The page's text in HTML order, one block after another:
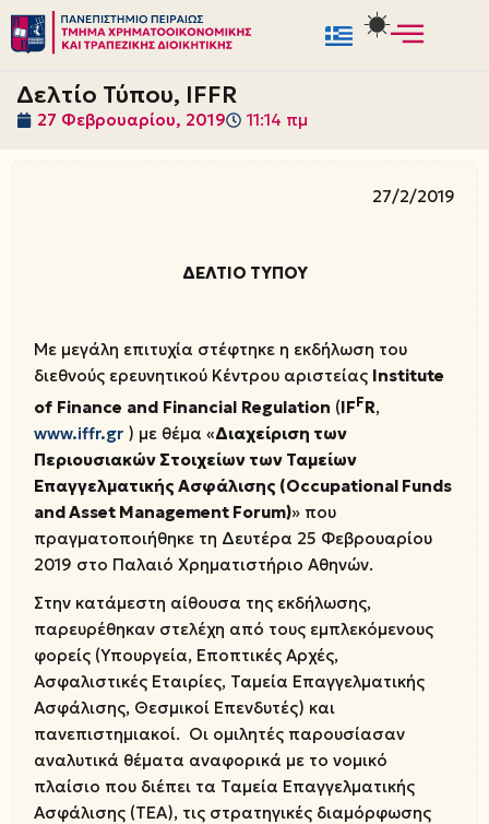
Μεταπηδήστε
στο
περιεχόμενο
Δελτίο Τύπου, IFFR
27 Φεβρουαρίου, 2019 11:14 πμ
27/2/2019
ΔΕΛΤΙΟ ΤΥΠΟΥ
Με μεγάλη επιτυχία στέφτηκε η εκδήλωση του
διεθνούς ερευνητικού Κέντρου αριστείας Institute
of Finance and Financial Regulation (IFFR,
www.iffr.gr ) με θέμα «Διαχείριση των
Περιουσιακών Στοιχείων των Ταμείων
Επαγγελματικής Ασφάλισης (Occupational Funds
and Asset Management Forum)» που
πραγματοποιήθηκε τη Δευτέρα 25 Φεβρουαρίου
2019 στο Παλαιό Χρηματιστήριο Αθηνών.
Στην κατάμεστη αίθουσα της εκδήλωσης,
παρευρέθηκαν στελέχη από τους εμπλεκόμενους
φορείς (Υπουργεία, Εποπτικές Αρχές,
Ασφαλιστικές Εταιρίες, Ταμεία Επαγγελματικής
Ασφάλισης, Θεσμικοί Επενδυτές) και
πανεπιστημιακοί. Οι ομιλητές παρουσίασαν
αναλυτικά θέματα αναφορικά με το νομικό
πλαίσιο που διέπει τα Ταμεία Επαγγελματικής
Ασφάλισης (ΤΕΑ), τις στρατηγικές διαμόρφωσης